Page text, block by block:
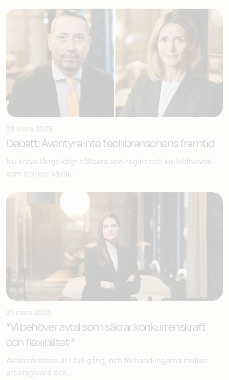
28 mars 2025
Debatt: Äventyra inte techbranschens framtid
Nu krävs långsiktigt hållbara spelregler och kollektivavtal
som stärker såväl...
21 mars 2025
”Vi behöver avtal som säkrar konkurrenskraft
och flexibilitet ”
Avtalsrörelsen är i full gång, och förhandlingarna mellan
arbetsgivare och...